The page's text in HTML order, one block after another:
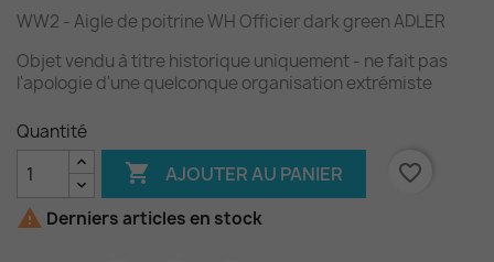
WW2 - Aigle de poitrine WH Officier dark green ADLER
Objet vendu à titre historique uniquement - ne fait pas
l'apologie d'une quelconque organisation extrémiste
Quantité
 AJOUTER AU PANIER
favorite_border
 Derniers articles en stock